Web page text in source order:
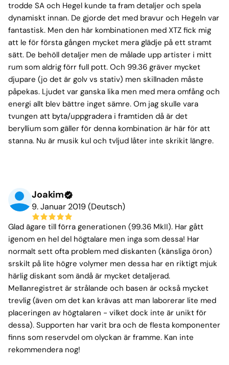
trodde SA och Hegel kunde ta fram detaljer och spela
dynamiskt innan. De gjorde det med bravur och Hegeln var
fantastisk. Men den här kombinationen med XTZ fick mig
att le för första gången mycket mera glädje på ett stramt
sätt. De behöll detaljer men de målade upp artister i mitt
rum som aldrig förr full pott. Och 99.36 gräver mycket
djupare (jo det är golv vs stativ) men skillnaden måste
påpekas. Ljudet var ganska lika men med mera omfång och
energi allt blev bättre inget sämre. Om jag skulle vara
tvungen att byta/uppgradera i framtiden då är det
beryllium som gäller för denna kombination är här för att
stanna. Nu är musik kul och tvljud låter inte skrikit längre.
Joakim
9. Januar 2019 (Deutsch)
Glad ägare till förra generationen (99.36 MkII). Har gått
igenom en hel del högtalare men inga som dessa! Har
normalt sett ofta problem med diskanten (känsliga öron)
srskilt på lite högre volymer men dessa har en riktigt mjuk
härlig diskant som ändå är mycket detaljerad.
Mellanregistret är strålande och basen är också mycket
trevlig (även om det kan krävas att man laborerar lite med
placeringen av högtalaren - vilket dock inte är unikt för
dessa). Supporten har varit bra och de flesta komponenter
finns som reservdel om olyckan är framme. Kan inte
rekommendera nog!